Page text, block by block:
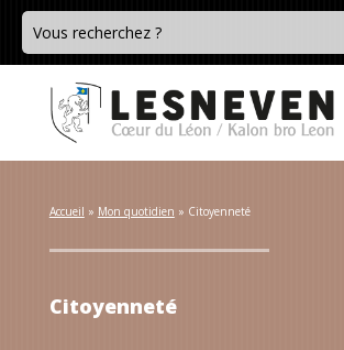
Accueil » Mon quotidien » Citoyenneté
Citoyenneté